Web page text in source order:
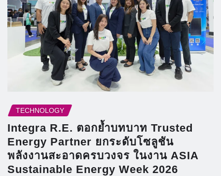
TECHNOLOGY
Integra R.E. ตอกย้ำบทบาท Trusted
Energy Partner ยกระดับโซลูชัน
พลังงานสะอาดครบวงจร ในงาน ASIA
Sustainable Energy Week 2026